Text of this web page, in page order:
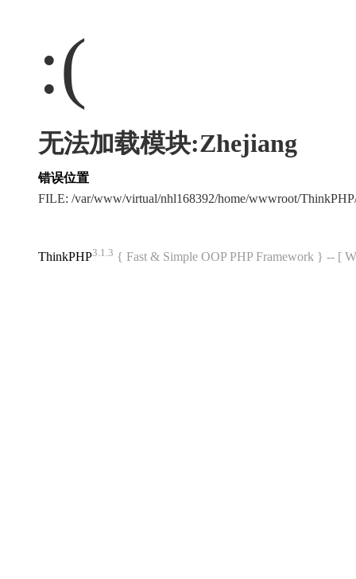
:(
无法加载模块:Zhejiang
错误位置
FILE: /var/www/virtual/nhl168392/home/wwwroot/
ThinkPHP3.1.3 { Fast & Simple OOP PHP Framework } -- [